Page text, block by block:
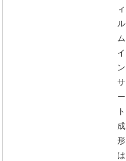
ィ
ル
ム
イ
ン
サ
ー
ト
成
形
は